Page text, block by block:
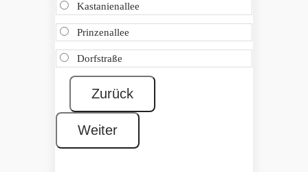
Kastanienallee
Prinzenallee
Dorfstraße